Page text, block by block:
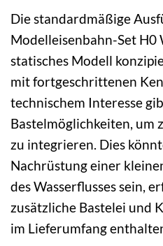
Die standardmäßige
Modelleisenbahn-Set H0
statisches Modell
mit fortgeschrittenen
technischem Interesse
Bastelmöglichkeiten, um
zu integrieren. Dies
Nachrüstung einer
des Wasserflusses sein,
zusätzliche Bastelei und
im Lieferumfang